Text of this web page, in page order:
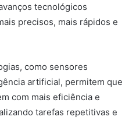
tecnológicos
precisos, mais rápidos e
como sensores
artificial, permitem que
com mais eficiência e
tarefas repetitivas e